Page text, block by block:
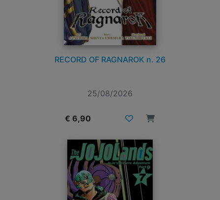
RECORD OF RAGNAROK n. 26
25/08/2026
€ 6,90